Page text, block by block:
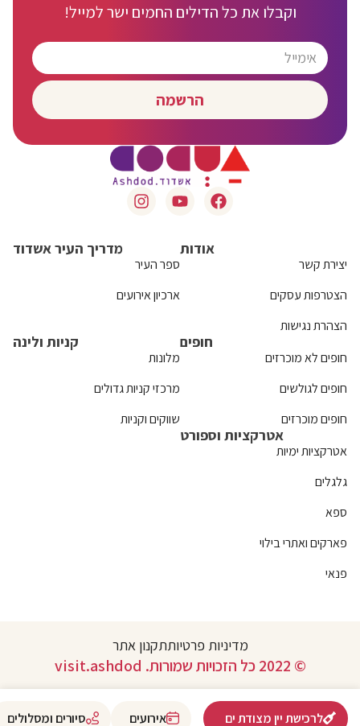
וקבלו את כל הדילים החמים ישר למייל!
הרשמה
אודות
יצירת קשר
הצטרפות עסקים
הצהרת נגישות
מדריך העיר אשדוד
ספר העיר
ארכיון אירועים
חופים
חופים לא מוכרזים
חופים לגולשים
חופים מוכרזים
קניות ולינה
מלונות
מרכזי קניות גדולים
שווקים וקניות
אטרקציות וספורט
אטרקציות ימיות
גלגלים
ספא
פארקים ואתרי בילוי
פנאי
מדיניות פרטיותתקנון אתר
© 2022 כל הזכויות שמורות. visit.ashdod
לרכישת יין מצודת ים אירועים סיורים ומסלולים